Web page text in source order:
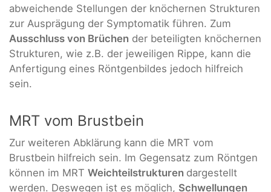
abweichende Stellungen der knöchernen Strukturen
zur Ausprägung der Symptomatik führen. Zum
Ausschluss von Brüchen der beteiligten knöchernen
Strukturen, wie z.B. der jeweiligen Rippe, kann die
Anfertigung eines Röntgenbildes jedoch hilfreich
sein.
MRT vom Brustbein
Zur weiteren Abklärung kann die MRT vom
Brustbein hilfreich sein. Im Gegensatz zum Röntgen
können im MRT Weichteilstrukturen dargestellt
werden. Deswegen ist es möglich, Schwellungen